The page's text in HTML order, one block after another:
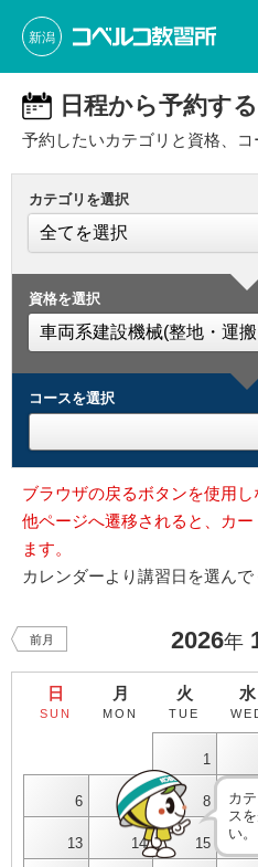
新潟
日程から予約する
予約したいカテゴリと資格、コ
カテゴリを選択
資格を選択
コースを選択
ブラウザの戻るボタンを使用し
他ページへ遷移されると、カ
ます。
カレンダーより講習日を選んで
前月 2026年
日
SUN
月
MON
火
TUE
水
1
6 7 8
13 14 15
カ
ス
い。